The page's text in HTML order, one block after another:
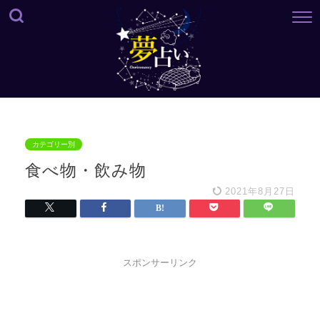
カテゴリー別
食べ物・飲み物
2021年8月27日
スポンサーリンク